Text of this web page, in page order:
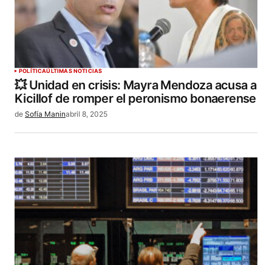
POLÍTICAÚLTIMAS NOTICIAS
💥 Unidad en crisis: Mayra Mendoza acusa a
Kicillof de romper el peronismo bonaerense
de Sofía Maninabril 8, 2025